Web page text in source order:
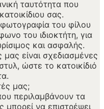
ταυτότητα που
σας.
του φίλου
του ιδιοκτήτη, για
και ασφαλής.
μας είναι σχεδιασμένες
ώστε το κατοικίδιό
μας;
περιλαμβάνουν τα
μπορεί να επιστρέψει